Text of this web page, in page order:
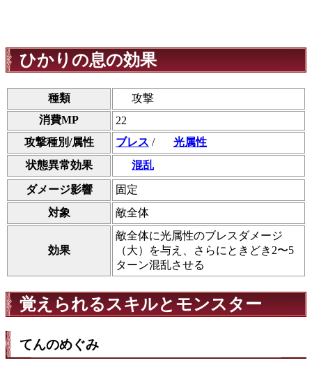
ひかりの息の効果
種類
攻撃
消費MP
22
攻撃種別/属性
ブレス /
光属性
状態異常効果
混乱
ダメージ影響
固定
対象
敵全体
効果
敵全体に光属性のブレスダメージ
（大）を与え、さらにときどき2〜5
ターン混乱させる
覚えられるスキルとモンスター
てんのめぐみ